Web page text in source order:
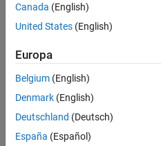
Canada (English)
United States (English)
Europa
Belgium (English)
Denmark (English)
Deutschland (Deutsch)
España (Español)
Centro de confianza
Marcas
Política de privacidad
Información de contacto
© 1994-2026 The MathWorks,